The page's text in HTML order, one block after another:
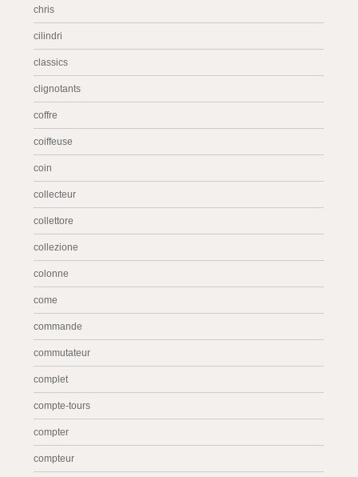
chris
cilindri
classics
clignotants
coffre
coiffeuse
coin
collecteur
collettore
collezione
colonne
come
commande
commutateur
complet
compte-tours
compter
compteur